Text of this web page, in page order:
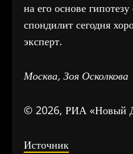
на его основе
спондилит сегодня
эксперт.
Москва, Зоя Осколкова
© 2026, РИА «Новый
Источник